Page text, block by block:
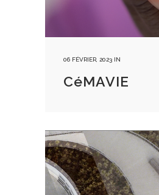
06 FÉVRIER, 2023 IN
CéMAVIE